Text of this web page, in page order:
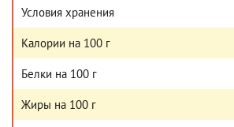
Условия хранения
Калории на 100 г
Белки на 100 г
Жиры на 100 г